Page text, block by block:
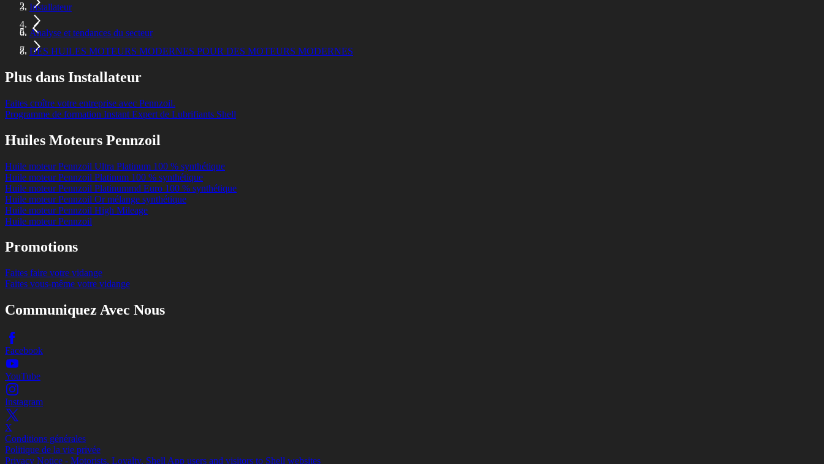
Installateur
Analyse et tendances du secteur
DES HUILES MOTEURS MODERNES POUR DES MOTEURS MODERNES
Plus dans Installateur
Faites croître votre entreprise avec Pennzoil.
Programme de formation Instant Expert de Lubrifiants Shell
Huiles Moteurs Pennzoil
Huile moteur Pennzoil Ultra Platinum 100 % synthétique
Huile moteur Pennzoil Platinum 100 % synthétique
Huile moteur Pennzoil Platinummd Euro 100 % synthétique
Huile moteur Pennzoil Or mélange synthétique
Huile moteur Pennzoil High Mileage
Huile moteur Pennzoil
Promotions
Faites faire votre vidange
Faites vous-même votre vidange
Communiquez Avec Nous
Facebook
YouTube
Instagram
X
Conditions générales
Politique de la vie privée
Privacy Notice - Motorists, Loyalty, Shell App users and visitors to Shell websites